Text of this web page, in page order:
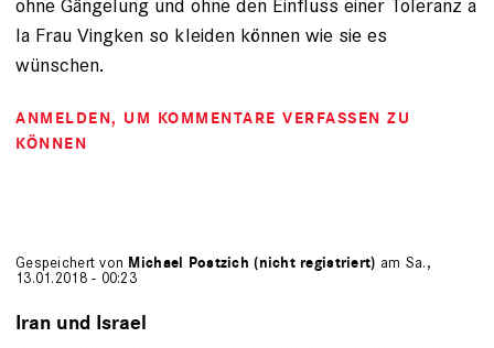
ohne Gängelung und ohne den Einfluss einer Toleranz a
la Frau Vingken so kleiden können wie sie es
wünschen.
ANMELDEN, UM KOMMENTARE VERFASSEN ZU
KÖNNEN
Gespeichert von Michael Postzich (nicht registriert) am Sa.,
13.01.2018 - 00:23
Iran und Israel